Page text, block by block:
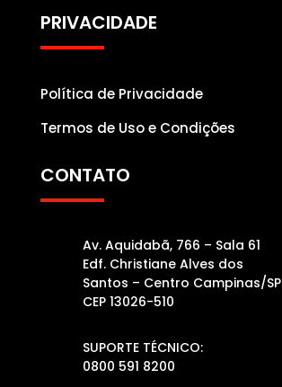
PRIVACIDADE
Política de Privacidade
Termos de Uso e Condições
CONTATO
Av. Aquidabã, 766 – Sala 61
Edf. Christiane Alves dos
Santos – Centro Campinas/SP
CEP 13026-510
SUPORTE TÉCNICO:
0800 591 8200